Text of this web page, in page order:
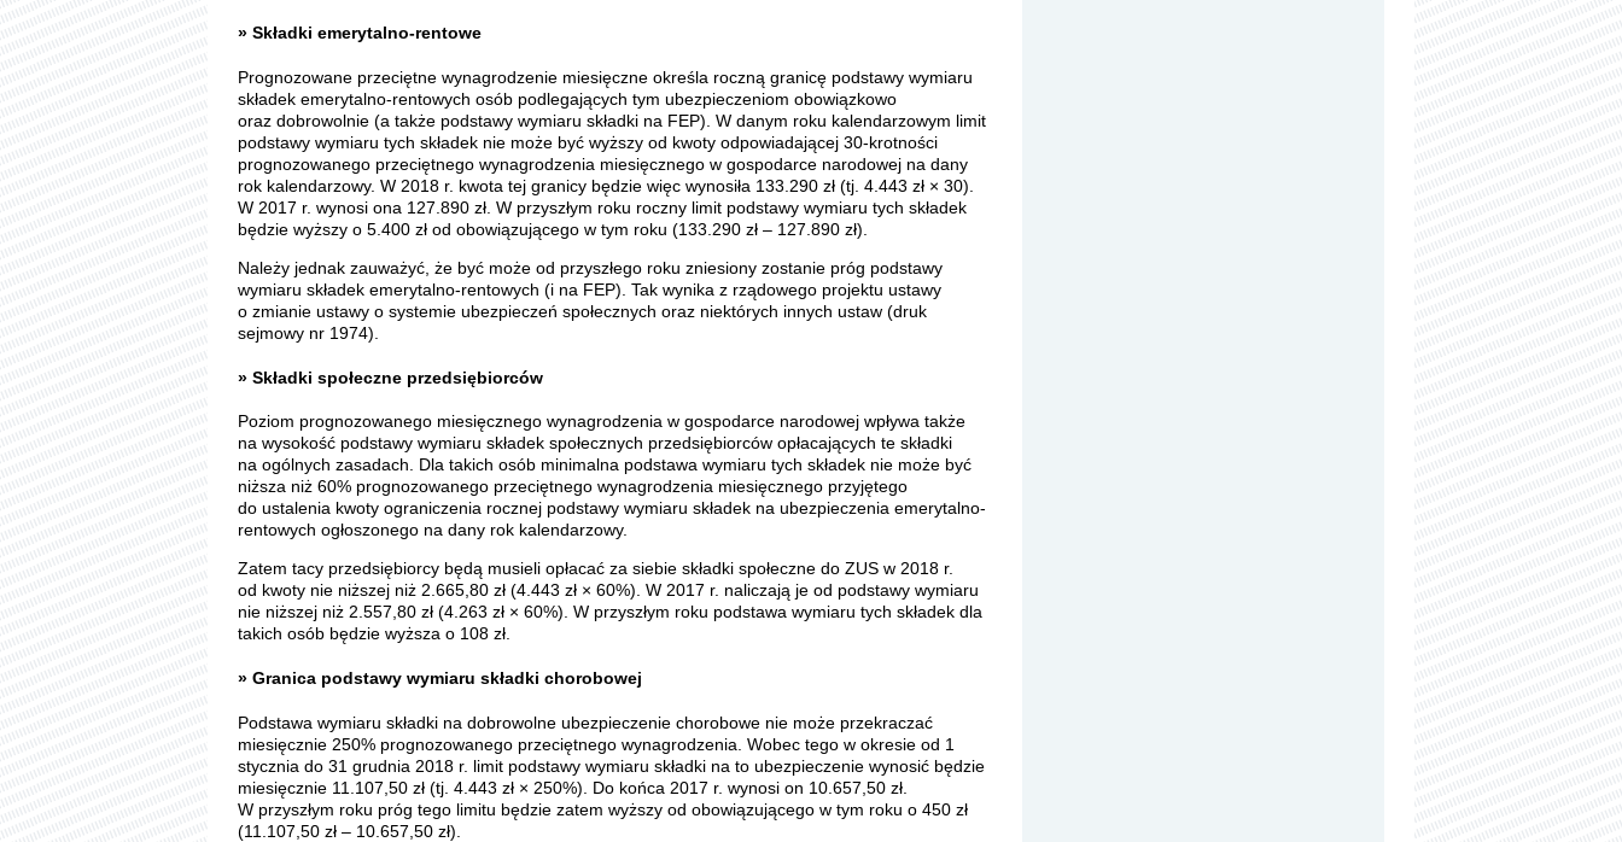
» Składki emerytalno-rentowe
Prognozowane przeciętne wynagrodzenie miesięczne określa roczną granicę podstawy wymiaru
składek emerytalno-rentowych osób podlegających tym ubezpieczeniom obowiązkowo
oraz dobrowolnie (a także podstawy wymiaru składki na FEP). W danym roku kalendarzowym limit
podstawy wymiaru tych składek nie może być wyższy od kwoty odpowiadającej 30-krotności
prognozowanego przeciętnego wynagrodzenia miesięcznego w gospodarce narodowej na dany
rok kalendarzowy. W 2018 r. kwota tej granicy będzie więc wynosiła 133.290 zł (tj. 4.443 zł × 30).
W 2017 r. wynosi ona 127.890 zł. W przyszłym roku roczny limit podstawy wymiaru tych składek
będzie wyższy o 5.400 zł od obowiązującego w tym roku (133.290 zł – 127.890 zł).
Należy jednak zauważyć, że być może od przyszłego roku zniesiony zostanie próg podstawy
wymiaru składek emerytalno-rentowych (i na FEP). Tak wynika z rządowego projektu ustawy
o zmianie ustawy o systemie ubezpieczeń społecznych oraz niektórych innych ustaw (druk
sejmowy nr 1974).
» Składki społeczne przedsiębiorców
Poziom prognozowanego miesięcznego wynagrodzenia w gospodarce narodowej wpływa także
na wysokość podstawy wymiaru składek społecznych przedsiębiorców opłacających te składki
na ogólnych zasadach. Dla takich osób minimalna podstawa wymiaru tych składek nie może być
niższa niż 60% prognozowanego przeciętnego wynagrodzenia miesięcznego przyjętego
do ustalenia kwoty ograniczenia rocznej podstawy wymiaru składek na ubezpieczenia emerytalno-
rentowych ogłoszonego na dany rok kalendarzowy.
Zatem tacy przedsiębiorcy będą musieli opłacać za siebie składki społeczne do ZUS w 2018 r.
od kwoty nie niższej niż 2.665,80 zł (4.443 zł × 60%). W 2017 r. naliczają je od podstawy wymiaru
nie niższej niż 2.557,80 zł (4.263 zł × 60%). W przyszłym roku podstawa wymiaru tych składek dla
takich osób będzie wyższa o 108 zł.
» Granica podstawy wymiaru składki chorobowej
Podstawa wymiaru składki na dobrowolne ubezpieczenie chorobowe nie może przekraczać
miesięcznie 250% prognozowanego przeciętnego wynagrodzenia. Wobec tego w okresie od 1
stycznia do 31 grudnia 2018 r. limit podstawy wymiaru składki na to ubezpieczenie wynosić będzie
miesięcznie 11.107,50 zł (tj. 4.443 zł × 250%). Do końca 2017 r. wynosi on 10.657,50 zł.
W przyszłym roku próg tego limitu będzie zatem wyższy od obowiązującego w tym roku o 450 zł
(11.107,50 zł – 10.657,50 zł).